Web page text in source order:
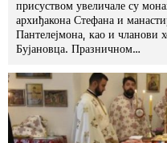
присуством увеличале су
архиђакона Стефана и
Пантелејмона, као и чланови
Бујановца. Празничном…